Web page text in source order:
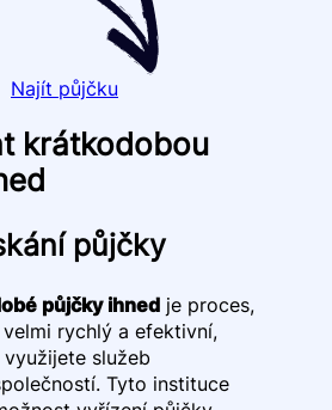
Najít půjčku
krátkodobou
půjčky
půjčky ihnedje proces,
rychlý a efektivní,
služeb
Tyto instituce